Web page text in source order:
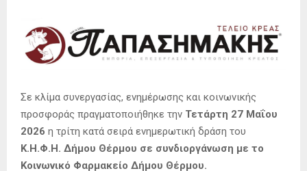
Σε κλίμα συνεργασίας, ενημέρωσης και κοινωνικής
προσφοράς πραγματοποιήθηκε την Τετάρτη 27 Μαΐου
2026 η τρίτη κατά σειρά ενημερωτική δράση του
Κ.Η.Φ.Η. Δήμου Θέρμου σε συνδιοργάνωση με το
Κοινωνικό Φαρμακείο Δήμου Θέρμου.